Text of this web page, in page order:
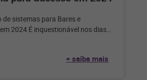
de sistemas para Bares e
2024 É inquestionável nos dias
+ saiba mais